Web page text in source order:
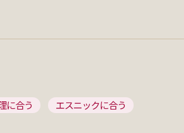
に合う エスニックに合う